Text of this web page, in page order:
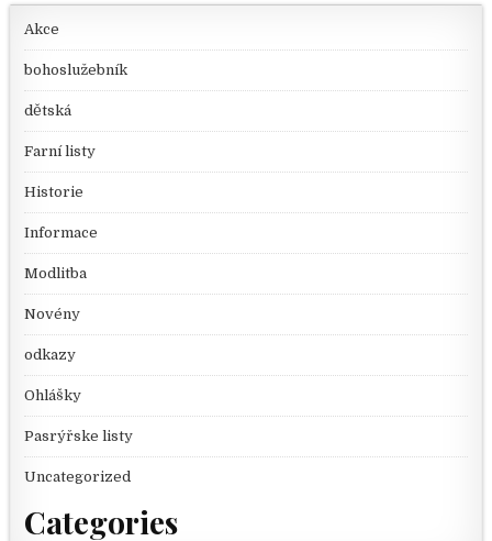
Akce
bohoslužebník
dětská
Farní listy
Historie
Informace
Modlitba
Novény
odkazy
Ohlášky
Pasrýřske listy
Uncategorized
Categories